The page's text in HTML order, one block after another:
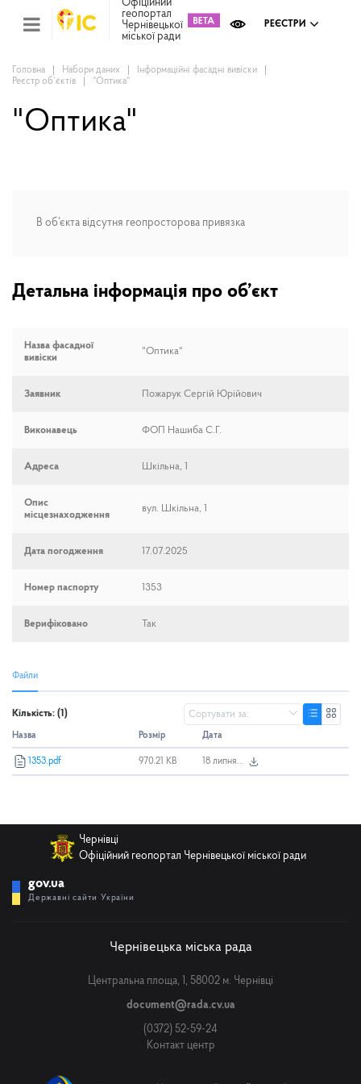
Офіційний
геопортал
Чернівецької
міської ради
РЕЄСТРИ
Головна Набори даних
Інформаційні фасадні вивіски
Реєстр об’єктів
"Оптика"
"Оптика"
В об’єкта відсутня геопросторова привязка
Детальна інформація про об’єкт
Назва фасадної
вивіски
"Оптика"
Заявник Пожарук Сергій Юрійович
Виконавець ФОП Нашиба С.Г.
Адреса Шкільна, 1
Опис
місцезнаходження
вул. Шкільна, 1
Дата погодження 17.07.2025
Номер паспорту 1353
Верифіковано Так
Файли
Кількість: (1)
Назва Розмір Дата
1353.pdf 970.21 KB 18 липня 2025 р., 14:31
Чернівці
Офіційний геопортал Чернівецької міської ради
gov.ua
Державні сайти України
Чернівецька міська рада
Центральна площа, 1, 58002 м. Чернівці
document@rada.cv.ua
(0372) 52-59-24
Контакт центр